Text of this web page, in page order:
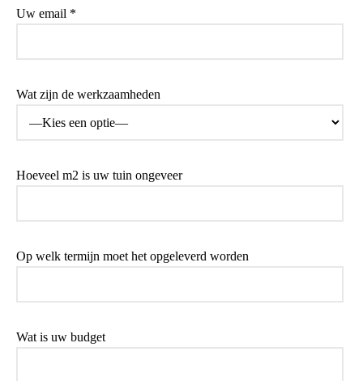
Uw email *
Wat zijn de werkzaamheden
Hoeveel m2 is uw tuin ongeveer
Op welk termijn moet het opgeleverd worden
Wat is uw budget